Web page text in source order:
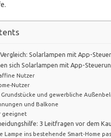
Solarlampen mit App-
sich Solarlampen mit App-
Nutzer
Nutzer
Grundstücke und gewerbliche
und Balkone
geeignet
3 Leitfragen vor dem
Lampe ins bestehende Smart‑Home